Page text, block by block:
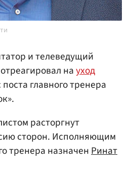
и телеведущий
отреагировал науход
поста главного тренера
расторгнут
сторон. Исполняющим
тренера назначенРинат